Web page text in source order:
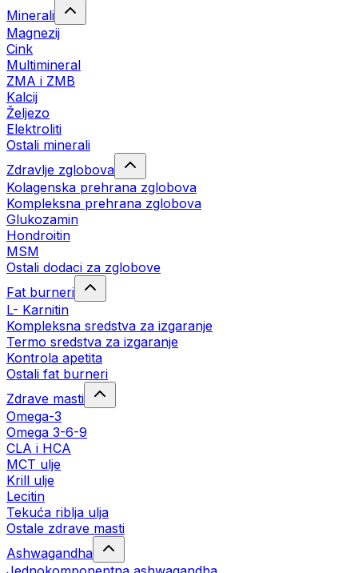
Minerali
Magnezij
Cink
Multimineral
ZMA i ZMB
Kalcij
Željezo
Elektroliti
Ostali minerali
Zdravlje zglobova
Kolagenska prehrana zglobova
Kompleksna prehrana zglobova
Glukozamin
Hondroitin
MSM
Ostali dodaci za zglobove
Fat burneri
L- Karnitin
Kompleksna sredstva za izgaranje
Termo sredstva za izgaranje
Kontrola apetita
Ostali fat burneri
Zdrave masti
Omega-3
Omega 3-6-9
CLA i HCA
MCT ulje
Krill ulje
Lecitin
Tekuća riblja ulja
Ostale zdrave masti
Ashwagandha